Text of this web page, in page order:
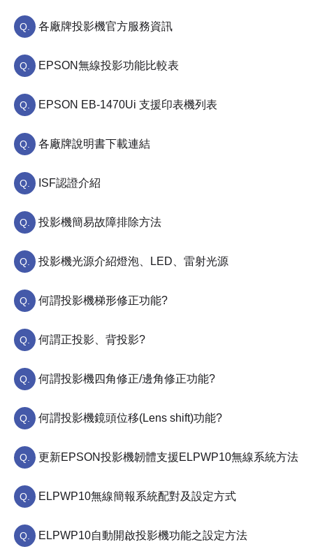
各廠牌投影機官方服務資訊
EPSON無線投影功能比較表
EPSON EB-1470Ui 支援印表機列表
各廠牌說明書下載連結
ISF認證介紹
投影機簡易故障排除方法
投影機光源介紹燈泡、LED、雷射光源
何謂投影機梯形修正功能?
何謂正投影、背投影?
何謂投影機四角修正/邊角修正功能?
何謂投影機鏡頭位移(Lens shift)功能?
更新EPSON投影機韌體支援ELPWP10無線系統方法
ELPWP10無線簡報系統配對及設定方式
ELPWP10自動開啟投影機功能之設定方法